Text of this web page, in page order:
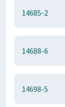
14685-2
14688-6
14698-5